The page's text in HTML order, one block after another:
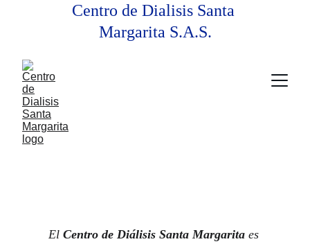
Centro de Dialisis Santa
Margarita S.A.S.
¿ Quiénes Somos?
El Centro de Diálisis Santa Margarita es